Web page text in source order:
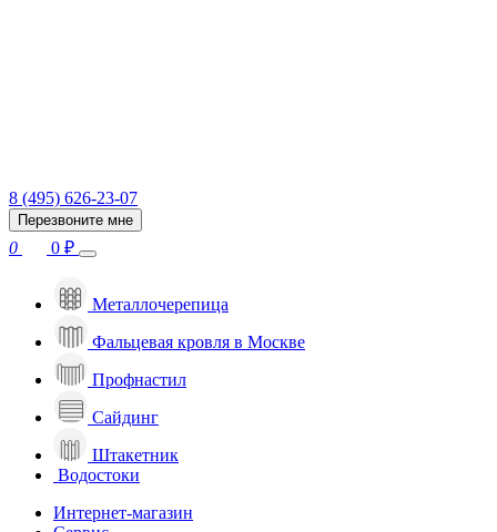
8 (495) 626-23-07
Перезвоните мне
0 0 ₽
Металлочерепица
Фальцевая кровля в Москве
Профнастил
Сайдинг
Штакетник
Водостоки
Интернет-магазин